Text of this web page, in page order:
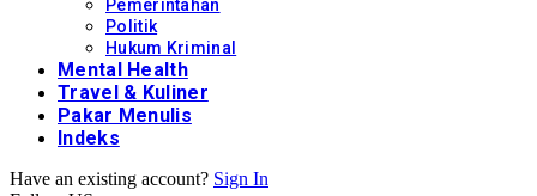
Pemerintahan
Politik
Hukum Kriminal
Mental Health
Travel & Kuliner
Pakar Menulis
Indeks
Have an existing account? Sign In